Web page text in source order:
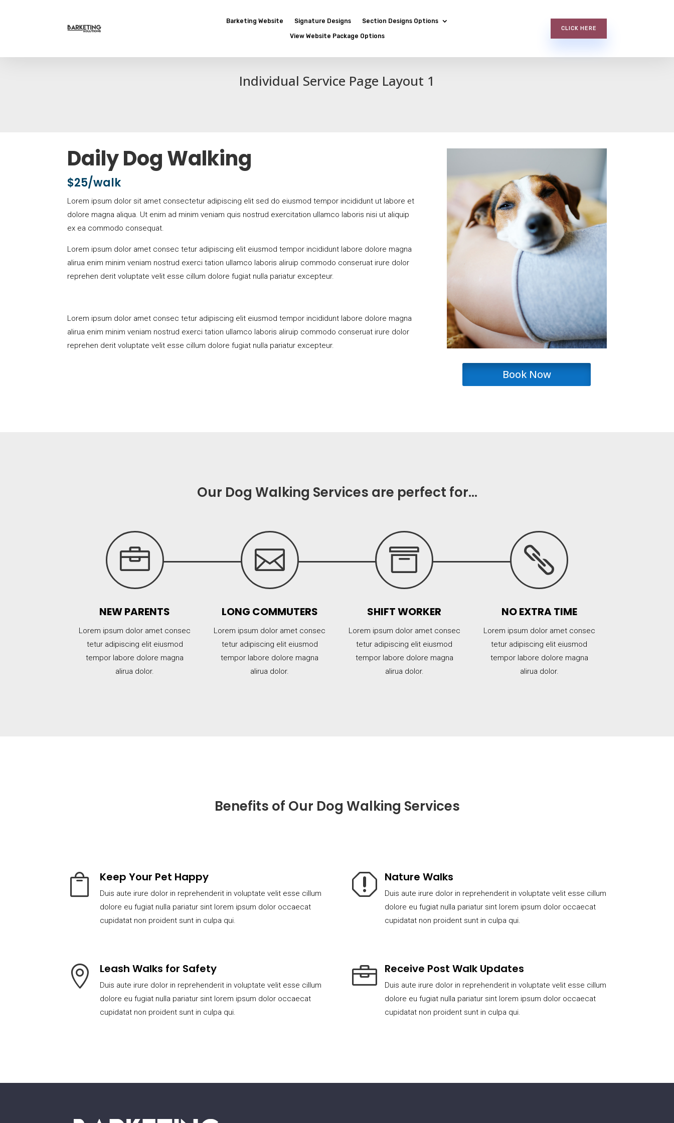
Barketing Website Signature Designs Section Designs Options
View Website Package Options
CLICK HERE
Individual Service Page Layout 1
Daily Dog Walking
$25/walk
Lorem ipsum dolor sit amet consectetur adipiscing elit sed do eiusmod tempor incididunt ut labore et
dolore magna aliqua. Ut enim ad minim veniam quis nostrud exercitation ullamco laboris nisi ut aliquip
ex ea commodo consequat.
Lorem ipsum dolor amet consec tetur adipiscing elit eiusmod tempor incididunt labore dolore magna
alirua enim minim veniam nostrud exerci tation ullamco laboris aliruip commodo conseruat irure dolor
reprehen derit voluptate velit esse cillum dolore fugiat nulla pariatur excepteur.
Lorem ipsum dolor amet consec tetur adipiscing elit eiusmod tempor incididunt labore dolore magna
alirua enim minim veniam nostrud exerci tation ullamco laboris aliruip commodo conseruat irure dolor
reprehen derit voluptate velit esse cillum dolore fugiat nulla pariatur excepteur.
Book Now
Our Dog Walking Services are perfect for…

NEW PARENTS
Lorem ipsum dolor amet consec
tetur adipiscing elit eiusmod
tempor labore dolore magna
alirua dolor.

LONG COMMUTERS
Lorem ipsum dolor amet consec
tetur adipiscing elit eiusmod
tempor labore dolore magna
alirua dolor.

SHIFT WORKER
Lorem ipsum dolor amet consec
tetur adipiscing elit eiusmod
tempor labore dolore magna
alirua dolor.

NO EXTRA TIME
Lorem ipsum dolor amet consec
tetur adipiscing elit eiusmod
tempor labore dolore magna
alirua dolor.
Benefits of Our Dog Walking Services
 Keep Your Pet Happy
Duis aute irure dolor in reprehenderit in voluptate velit esse cillum
dolore eu fugiat nulla pariatur sint lorem ipsum dolor occaecat
cupidatat non proident sunt in culpa qui.
q Nature Walks
Duis aute irure dolor in reprehenderit in voluptate velit esse cillum
dolore eu fugiat nulla pariatur sint lorem ipsum dolor occaecat
cupidatat non proident sunt in culpa qui.
 Leash Walks for Safety
Duis aute irure dolor in reprehenderit in voluptate velit esse cillum
dolore eu fugiat nulla pariatur sint lorem ipsum dolor occaecat
cupidatat non proident sunt in culpa qui.
 Receive Post Walk Updates
Duis aute irure dolor in reprehenderit in voluptate velit esse cillum
dolore eu fugiat nulla pariatur sint lorem ipsum dolor occaecat
cupidatat non proident sunt in culpa qui.